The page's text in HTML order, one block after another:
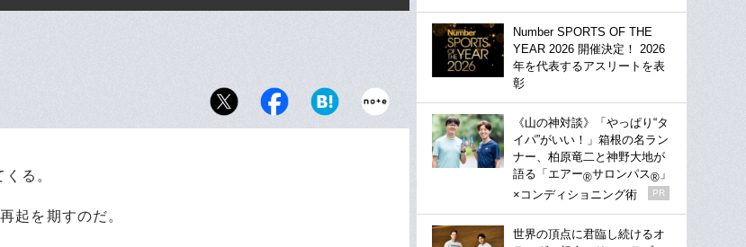
る。
起を期すのだ。
Number SPORTS OF THE
YEAR 2026 開催決定！ 2026
年を代表するアスリートを表
彰
《山の神対談》「やっぱり“タ
イパ”がいい！」箱根の名ラン
ナー、柏原竜二と神野大地が
語る「エアー®サロンパス® 」
×コンディショニング術
PR
世界の頂点に君臨し続けるオ